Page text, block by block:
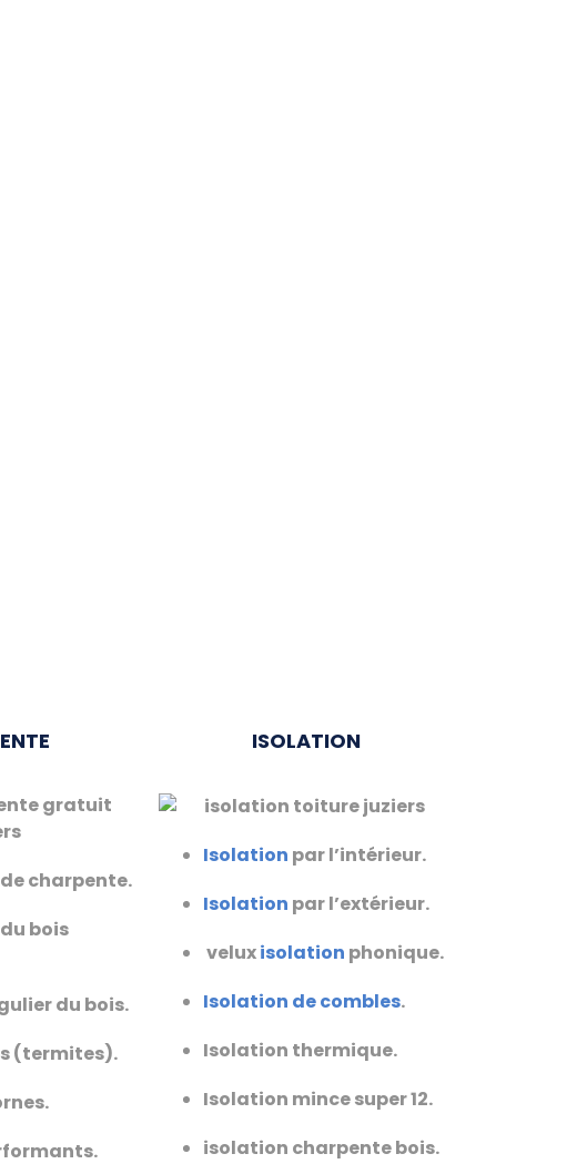
charpente.
bois
du bois.
(termites).
ISOLATION
Isolation par l’intérieur.
Isolation par l’extérieur.
veluxisolation phonique.
Isolation de combles.
Isolation thermique.
Isolation mince super 12.
isolation charpente bois.